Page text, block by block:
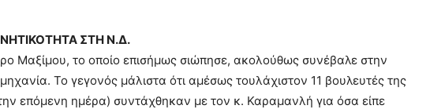
ΣΤΗ Ν.Δ.
το οποίο επισήμως σιώπησε, ακολούθως συνέβαλε στην
Το γεγονός μάλιστα ότι αμέσως τουλάχιστον 11 βουλευτές της
επόμενη ημέρα) συντάχθηκαν με τον κ. Καραμανλή για όσα είπε